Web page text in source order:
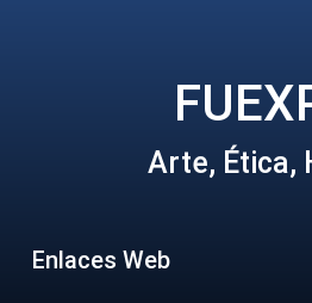
Arte, Ética,
Enlaces Web